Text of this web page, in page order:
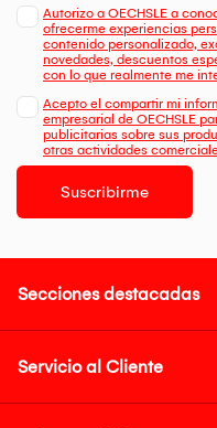
Autorizo a OECHSLE a
ofrecerme experiencias
contenido personalizado,
novedades, descuentos
con lo que realmente me
Acepto el compartir mi
empresarial de OECHSLE
publicitarias sobre sus
otras actividades
Suscribirme
Secciones destacadas
Servicio al Cliente